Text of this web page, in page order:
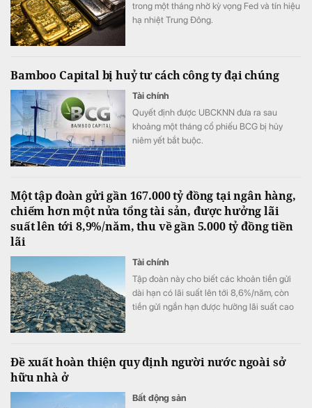
trong một tháng nhờ kỳ vọng Fed và tín hiệu
hạ nhiệt Trung Đông.
Bamboo Capital bị huỷ tư cách công ty đại chúng
Tài chính
Quyết định được UBCKNN đưa ra sau
khoảng một tháng cổ phiếu BCG bị hủy
niêm yết bắt buộc.
Một tập đoàn gửi gần 167.000 tỷ đồng tại ngân hàng,
chiếm hơn một nửa tổng tài sản, được hưởng lãi
suất lên tới 8,9%/năm, thu về gần 5.000 tỷ đồng tiền
lãi
Tài chính
Tập đoàn này cho biết các khoản tiền gửi
dài hạn có lãi suất lên tới 8,6%/năm, còn
tiền gửi ngắn hạn được hưởng lãi suất cao
Đề xuất hoàn thiện quy định người nước ngoài sở
hữu nhà ở
Bất động sản